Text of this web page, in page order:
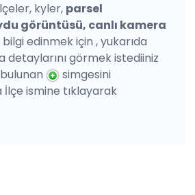
kyler, parsel
görüntüsü, canlı kamera
edinmek için , yukarıda
detaylarını görmek istediiniz
simgesini
ismine tıklayarak